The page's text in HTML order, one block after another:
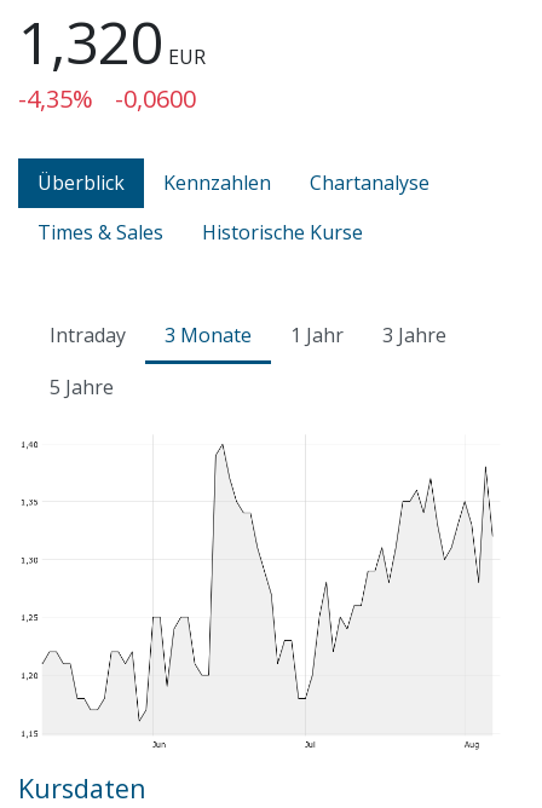
1,320 EUR
-4,35% -0,0600
Überblick Kennzahlen
Chartanalyse
Times & Sales
Historische Kurse
Intraday 3 Monate 1 Jahr
3 Jahre
5 Jahre
Kursdaten